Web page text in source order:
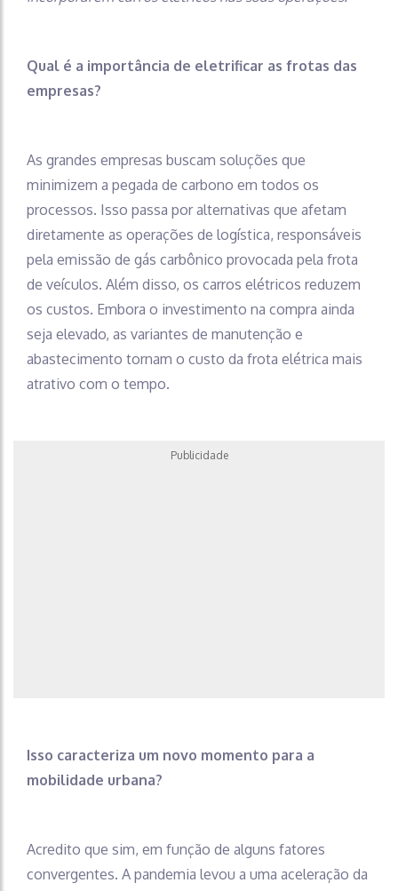
Qual é a importância de eletrificar as frotas das
empresas?
As grandes empresas buscam soluções que
minimizem a pegada de carbono em todos os
processos. Isso passa por alternativas que afetam
diretamente as operações de logística, responsáveis
pela emissão de gás carbônico provocada pela frota
de veículos. Além disso, os carros elétricos reduzem
os custos. Embora o investimento na compra ainda
seja elevado, as variantes de manutenção e
abastecimento tornam o custo da frota elétrica mais
atrativo com o tempo.
Publicidade
Isso caracteriza um novo momento para a
mobilidade urbana?
Acredito que sim, em função de alguns fatores
convergentes. A pandemia levou a uma aceleração da